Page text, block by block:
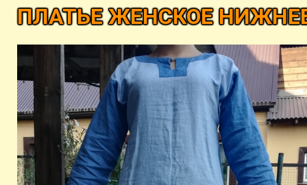
ПЛАТЬЕ ЖЕНСКОЕ